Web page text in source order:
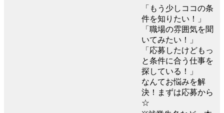
「もう少しココの条
件を知りたい！」
「職場の雰囲気を聞
いてみたい！」
「応募したけどもっ
と条件に合う仕事を
探している！」
なんてお悩みを解
決！まずは応募から
☆